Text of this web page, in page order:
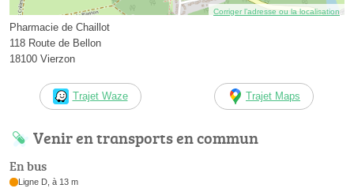
Corriger l’adresse ou la localisation
Pharmacie de Chaillot
118 Route de Bellon
18100 Vierzon
Trajet Waze Trajet Maps
Venir en transports en commun
En bus
Ligne D, à 13 m